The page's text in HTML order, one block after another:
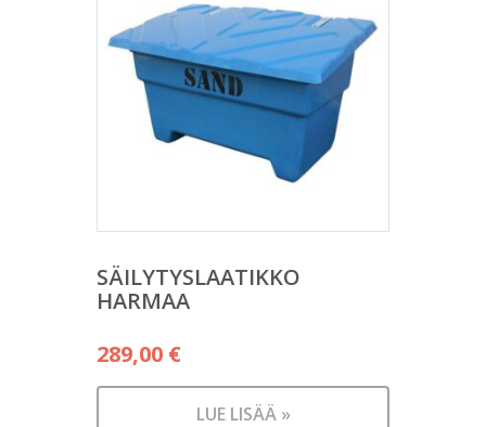
SÄILYTYSLAATIKKO
HARMAA
289,00 €
LUE LISÄÄ »